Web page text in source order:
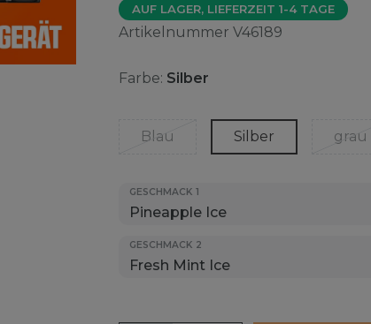
AUF LAGER, LIEFERZEIT 1-4 TAGE
Artikelnummer V46189
Farbe: Silber
Blau Silber grau
GESCHMACK 1
GESCHMACK 2